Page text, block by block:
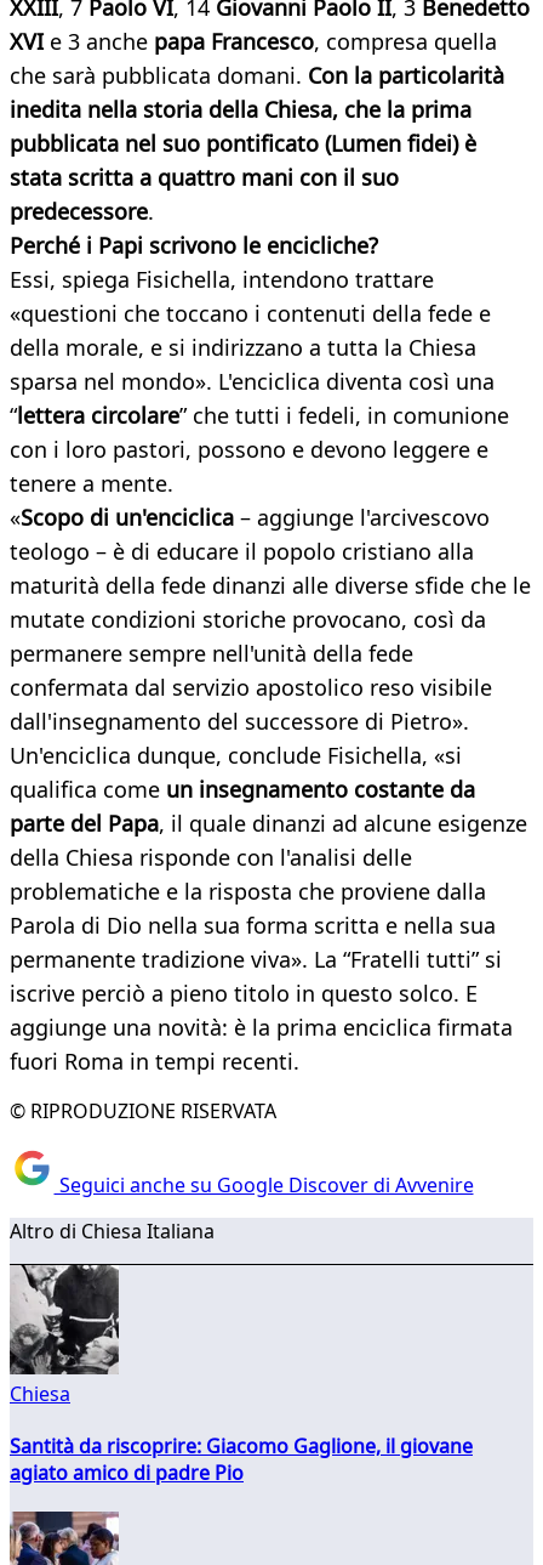
XXIII, 7 Paolo VI, 14 Giovanni Paolo II, 3 Benedetto
XVIe 3 anche papa Francesco, compresa quella
che sarà pubblicata domani. Con la particolarità
inedita nella storia della Chiesa, che la prima
pubblicata nel suo pontificato (Lumen fidei) è
stata scritta a quattro mani con il suo
predecessore.
Perché i Papi scrivono le encicliche?
Essi, spiega Fisichella, intendono trattare
«questioni che toccano i contenuti della fede e
della morale, e si indirizzano a tutta la Chiesa
sparsa nel mondo». L'enciclica diventa così una
“lettera circolare” che tutti i fedeli, in comunione
con i loro pastori, possono e devono leggere e
tenere a mente.
«Scopo di un'enciclica – aggiunge l'arcivescovo
teologo – è di educare il popolo cristiano alla
maturità della fede dinanzi alle diverse sfide che le
mutate condizioni storiche provocano, così da
permanere sempre nell'unità della fede
confermata dal servizio apostolico reso visibile
dall'insegnamento del successore di Pietro».
Un'enciclica dunque, conclude Fisichella, «si
qualifica come un insegnamento costante da
parte del Papa, il quale dinanzi ad alcune esigenze
della Chiesa risponde con l'analisi delle
problematiche e la risposta che proviene dalla
Parola di Dio nella sua forma scritta e nella sua
permanente tradizione viva». La “Fratelli tutti” si
iscrive perciò a pieno titolo in questo solco. E
aggiunge una novità: è la prima enciclica firmata
fuori Roma in tempi recenti.
© RIPRODUZIONE RISERVATA
Seguici anche su Google Discover di Avvenire
Altro di Chiesa Italiana
Chiesa
Santità da riscoprire: Giacomo Gaglione, il giovane
agiato amico di padre Pio